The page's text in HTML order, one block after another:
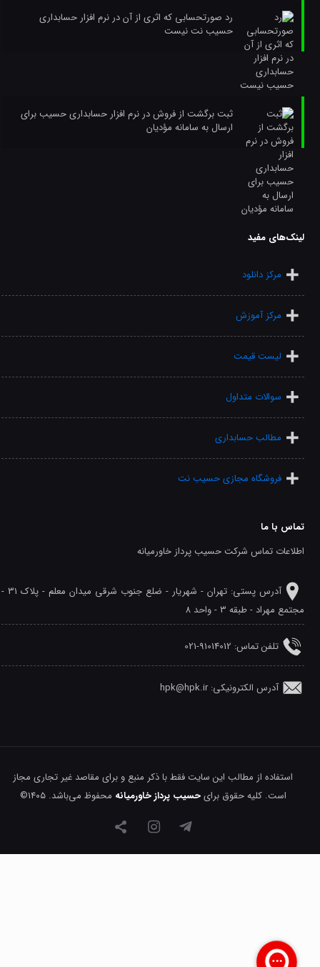
رد صورتحسابی که اثری از آن در نرم افزار حسابداری
حسیب نت نیست
ثبت برگشت از فروش در نرم افزار حسابداری حسیب برای
ارسال به سامانه مؤدیان
لینک‌های مفید
مرکز دانلود
مرکز آموزش
لیست قیمت
سوالات متداول
مطالب حسابداری
فروشگاه مجازی حسیب نت
تماس با ما
اطلاعات تماس شرکت حسیب پرداز خاورمیانه
آدرس پستی: تهران - شهريار - ضلع جنوب شرقی میدان معلم - پلاک 31 -
مجتمع مهراد - طبقه 3 - واحد 8
تلفن‌ تماس: 91014012-021
آدرس الکترونیکی: hpk@hpk.ir
استفاده از مطالب این سایت فقط با ذکر منبع و برای مقاصد غیر تجاری مجاز
است. کلیه حقوق برایحسیب پرداز خاورمیانه محفوظ می‌باشد. ۱۴۰۵©